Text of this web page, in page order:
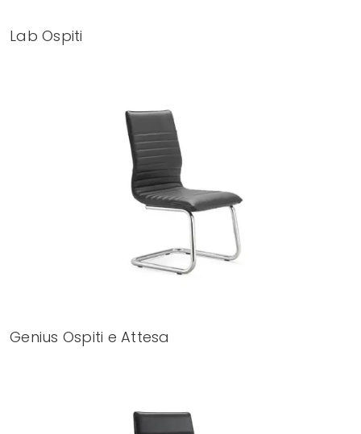
Lab Ospiti
Genius Ospiti e Attesa